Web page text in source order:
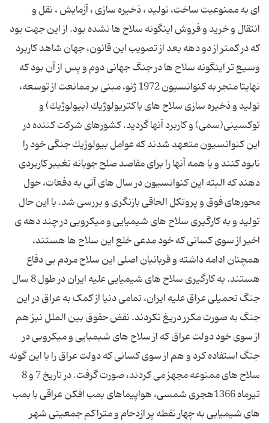
ای به ممنوعیت ساخت، تولید ، ذخیره سازی ، آزمایش ، نقل و
انتقال و خرید و فروش اینگونه سلاح ها نشده بود. از این جهت بود
كه در كمتر از دو دهه بعد از تصویب این قانون، جهان شاهد كاربرد
وسیع تر اینگونه سلاح ها در جنگ جهانی دوم و پس از آن بود که
نهایتا منجر به كنوانسیون 1972 ژنو، مبنی بر ممانعت از توسعه،
تولید و ذخیره سازی سلاح های باكتریولوژیك (بیولوژیك) و
توكسینی(سمی) و كاربرد آنها گردید. كشورهای شركت كننده در
این كنوانسیون متعهد شدند كه عوامل بیولوژیك جنگی خود را
نابود كنند و یا همه آنها را برای مقاصد صلح جویانه تغییر كاربردی
دهند كه البته این كنوانسیون در سال های آتی به دفعات، حول
محورهای فوق و پروتکل الحاقی بازنگری و بررسی شد. با این حال
تولید و به کارگیری سلاح های شیمیایی و میکروبی در چند دهه ی
اخیر از سوی کسانی که خود مدعی خلع این سلاح ها هستند،
همچنان ادامه داشته و قربانیان اصلی این سلاح مردم بی دفاع
هستند. به کارگیری سلاح های شیمیایی علیه ایران در طول 8 سال
جنگ تحمیلی عراق علیه ایران، تمامی دنیا از کمک به عراق در این
جنگ به صورت مکرر دریغ نکردند. نقض حقوق بین الملل نیز هم
از سوی خود دولت عراق که از سلاح های شیمیایی و میکروبی در
جنگ استفاده کرد و هم از سوی کسانی که دولت عراق را با این گونه
سلاح های ممنوعه مجهز می کردند، صورت گرفت. در تاریخ 7 و 8
تیرماه 1366هجری شمسی، هواپیماهای بمب افکن عراقی با بمب
های شیمیایی به چهار نقطه پر ازدحام و متراکم جمعیتی شهر